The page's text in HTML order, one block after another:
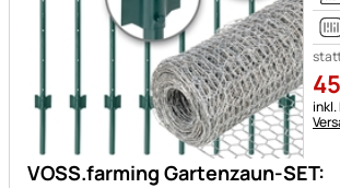
VOSS.farming Gartenzaun-SET:
45